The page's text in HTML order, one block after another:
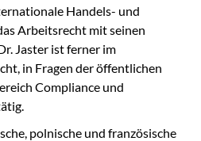
Handels- und
Arbeitsrecht mit seinen
Jaster ist ferner im
in Fragen der öffentlichen
Compliance und
polnische und französische